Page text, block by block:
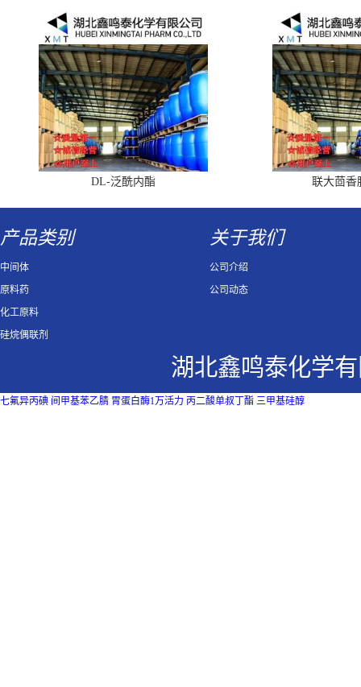
DL-泛酰内酯 联大茴香
产品类别
中间体
原料药
化工原料
硅烷偶联剂
关于我们
公司介绍
公司动态
湖北鑫鸣泰化学
七氟异丙碘 间甲基苯乙腈 胃蛋白酶1万活力 丙二酸单叔丁酯 三甲基硅醇